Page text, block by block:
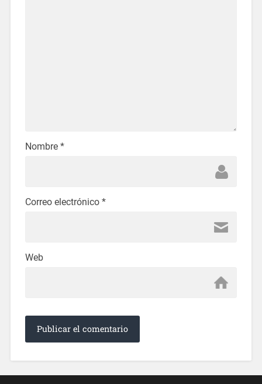
Nombre *
Correo electrónico *
Web